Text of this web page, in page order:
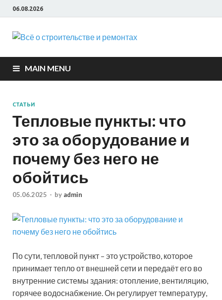
06.08.2026
Всё о
MAIN MENU
СТАТЬИ
Тепловые пункты: что
это за оборудование и
почему без него не
обойтись
05.06.2025 - by admin
По сути, тепловой пункт – это устройство, которое
принимает тепло от внешней сети и передаёт его во
внутренние системы здания: отопление, вентиляцию,
горячее водоснабжение. Он регулирует температуру,